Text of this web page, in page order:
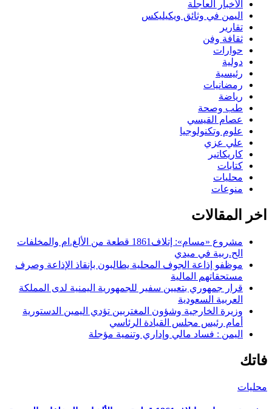
الأخبار العاجلة
اليمن في وثائق ويكيليكس
تقارير
ثقافة وفن
حوارات
دولية
رئيسية
رمضانيات
رياضة
طب وصحة
عصام القيسي
علوم وتكنولوجيا
علي عزي
كاريكاتير
كتابات
محليات
منوعات
اخر المقالات
مشروع «مسام»: إتلاف1861 قطعة من الألغ.ام والمخلفات
الح.ربية في ميدي
موظفو إذاعة الجوف المحلية يطالبون بإنقاذ الإذاعة وصرف
مستحقاتهم المالية
قرار جمهوري بتعيين سفير للجمهورية اليمنية لدى المملكة
العربية السعودية
وزيرة الخارجية وشؤون المغتربين تؤدي اليمين الدستورية
أمام رئيس مجلس القيادة الرئاسي
اليمن : فساد مالي وإداري وتنمية مؤجلة
فاتك
محليات